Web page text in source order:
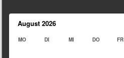
August 2026
MO DI MI DO FR